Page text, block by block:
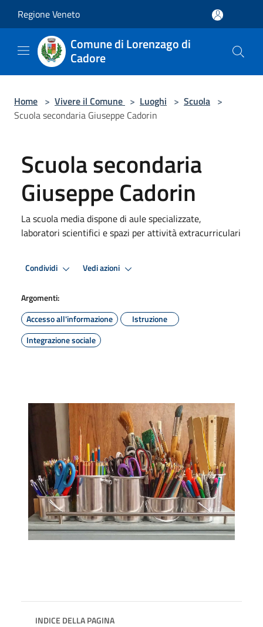
Regione Veneto
Comune di Lorenzago di
Cadore
Home > Vivere il Comune > Luoghi > Scuola >
Scuola secondaria Giuseppe Cadorin
Scuola secondaria
Giuseppe Cadorin
La scuola media dispone di aule specializzate,
laboratori scientifici e spazi per attività extracurriculari
Condividi Vedi azioni
Argomenti:
Accesso all'informazione
Istruzione
Integrazione sociale
INDICE DELLA PAGINA